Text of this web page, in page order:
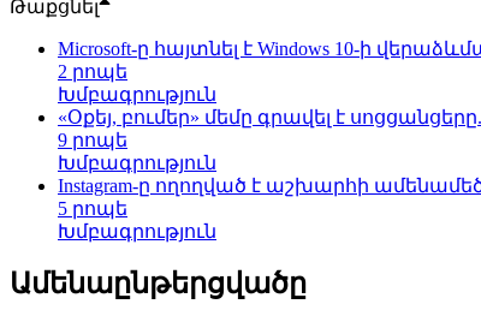
Թաքցնել
Microsoft-ը հայտնել է Windows 10-ի
2 րոպե
Խմբագրություն
«Օքեյ, բումեր» մեմը գրավել է
9 րոպե
Խմբագրություն
Instagram-ը ողողված է աշխարհի
5 րոպե
Խմբագրություն
Ամենաընթերցվածը